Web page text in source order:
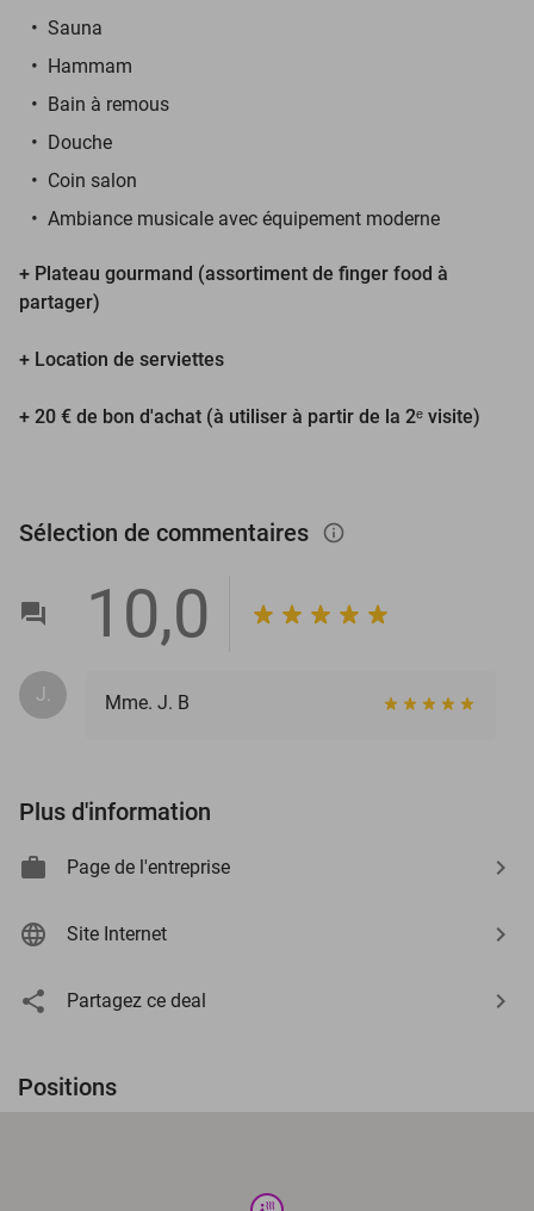
Sauna
Hammam
Bain à remous
Douche
Coin salon
Ambiance musicale avec équipement moderne
+ Plateau gourmand (assortiment de finger food à
partager)
+ Location de serviettes
+ 20 € de bon d'achat (à utiliser à partir de la 2ᵉ visite)
Sélection de commentaires info_outlined
10,0
J. Mme. J. B
Plus d'information
Page de l'entreprise
Site Internet
Partagez ce deal
Positions